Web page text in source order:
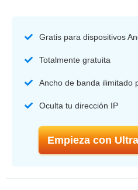
Gratis para dispositivos
Totalmente gratuita
Ancho de banda ilimitado
Oculta tu dirección IP
Empieza con